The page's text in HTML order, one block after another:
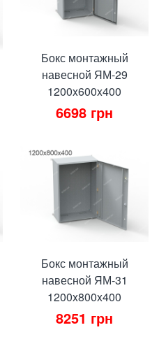
Бокс монтажный
навесной ЯМ-29
1200x600x400
6698 грн
Бокс монтажный
навесной ЯМ-31
1200x800x400
8251 грн